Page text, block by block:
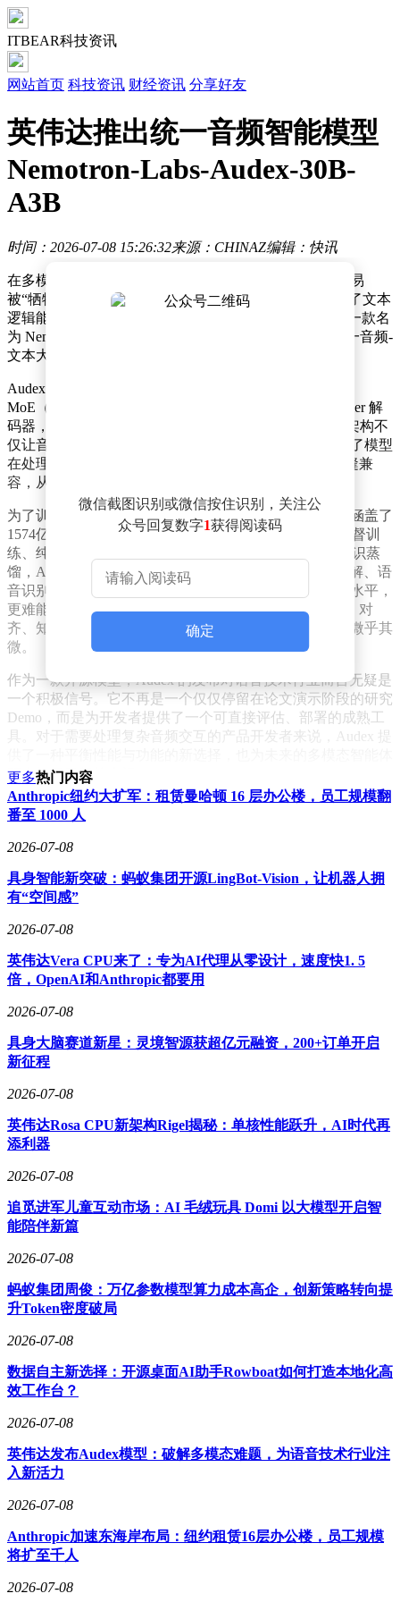
ITBEAR科技资讯
网站首页 科技资讯 财经资讯 分享好友
英伟达推出统一音频智能模型
Nemotron-Labs-Audex-30B-
A3B
时间：2026-07-08 15:26:32来源：CHINAZ编辑：快讯
在多模态大模型快速迭代的今天，音频处理能力往往容易
被“牺牲”——很多模型在增强音频理解的同时，却导致了文本
逻辑能力的下降。近日，NVIDIA 研究团队正式发布了一款名
为 Nemotron-Labs-Audex-30B-A3B（简称 Audex）的统一音频-
文本大语言模型，试图破解这一技术难题。
Audex 的设计理念非常简洁高效。它基于强大的纯文本
MoE（混合专家模型）架构构建，采用单一的 Transformer 解
码器，实现了文本与量化音频 token 的统一处理。这种架构不
仅让音频输入能够平滑地投影到文本嵌入空间，还确保了模型
在处理多模态任务时，能够与现有的 LLM 基础设施无缝兼
容，从而实现真正意义上的深度融合。
为了训练这个强大的模型，研究团队整理了海量数据，涵盖了
1574亿音频 token 和3205亿文本 token。通过多阶段的监督训
练、纯文本 Cascade RL（强化学习）以及多域在策略知识蒸
馏，Audex 在各项指标上均表现出色。它不仅在音频理解、语
音识别、翻译、以及音频生成等任务中达到了行业领先水平，
更难能可贵的是，它几乎完美保留了原版 LLM 在推理、对
齐、知识储备及长文本处理方面的核心能力，性能衰退微乎其
微。
作为一款开源模型，Audex 的发布对语音技术行业而言无疑是
一个积极信号。它不再是一个仅仅停留在论文演示阶段的研究
Demo，而是为开发者提供了一个可直接评估、部署的成熟工
具。对于需要处理复杂音频交互的产品开发者来说，Audex 提
研究打开了新的大门。
微信截图识别或微信按住识别，关注公
众号回复数字1获得阅读码
确定
更多热门内容
Anthropic纽约大扩军：租赁曼哈顿 16 层办公楼，员工规模翻
番至 1000 人
2026-07-08
具身智能新突破：蚂蚁集团开源LingBot-Vision，让机器人拥
有“空间感”
2026-07-08
英伟达Vera CPU来了：专为AI代理从零设计，速度快1. 5
倍，OpenAI和Anthropic都要用
2026-07-08
具身大脑赛道新星：灵境智源获超亿元融资，200+订单开启
新征程
2026-07-08
英伟达Rosa CPU新架构Rigel揭秘：单核性能跃升，AI时代再
添利器
2026-07-08
追觅进军儿童互动市场：AI 毛绒玩具 Domi 以大模型开启智
能陪伴新篇
2026-07-08
蚂蚁集团周俊：万亿参数模型算力成本高企，创新策略转向提
升Token密度破局
2026-07-08
数据自主新选择：开源桌面AI助手Rowboat如何打造本地化高
效工作台？
2026-07-08
英伟达发布Audex模型：破解多模态难题，为语音技术行业注
入新活力
2026-07-08
Anthropic加速东海岸布局：纽约租赁16层办公楼，员工规模
将扩至千人
2026-07-08